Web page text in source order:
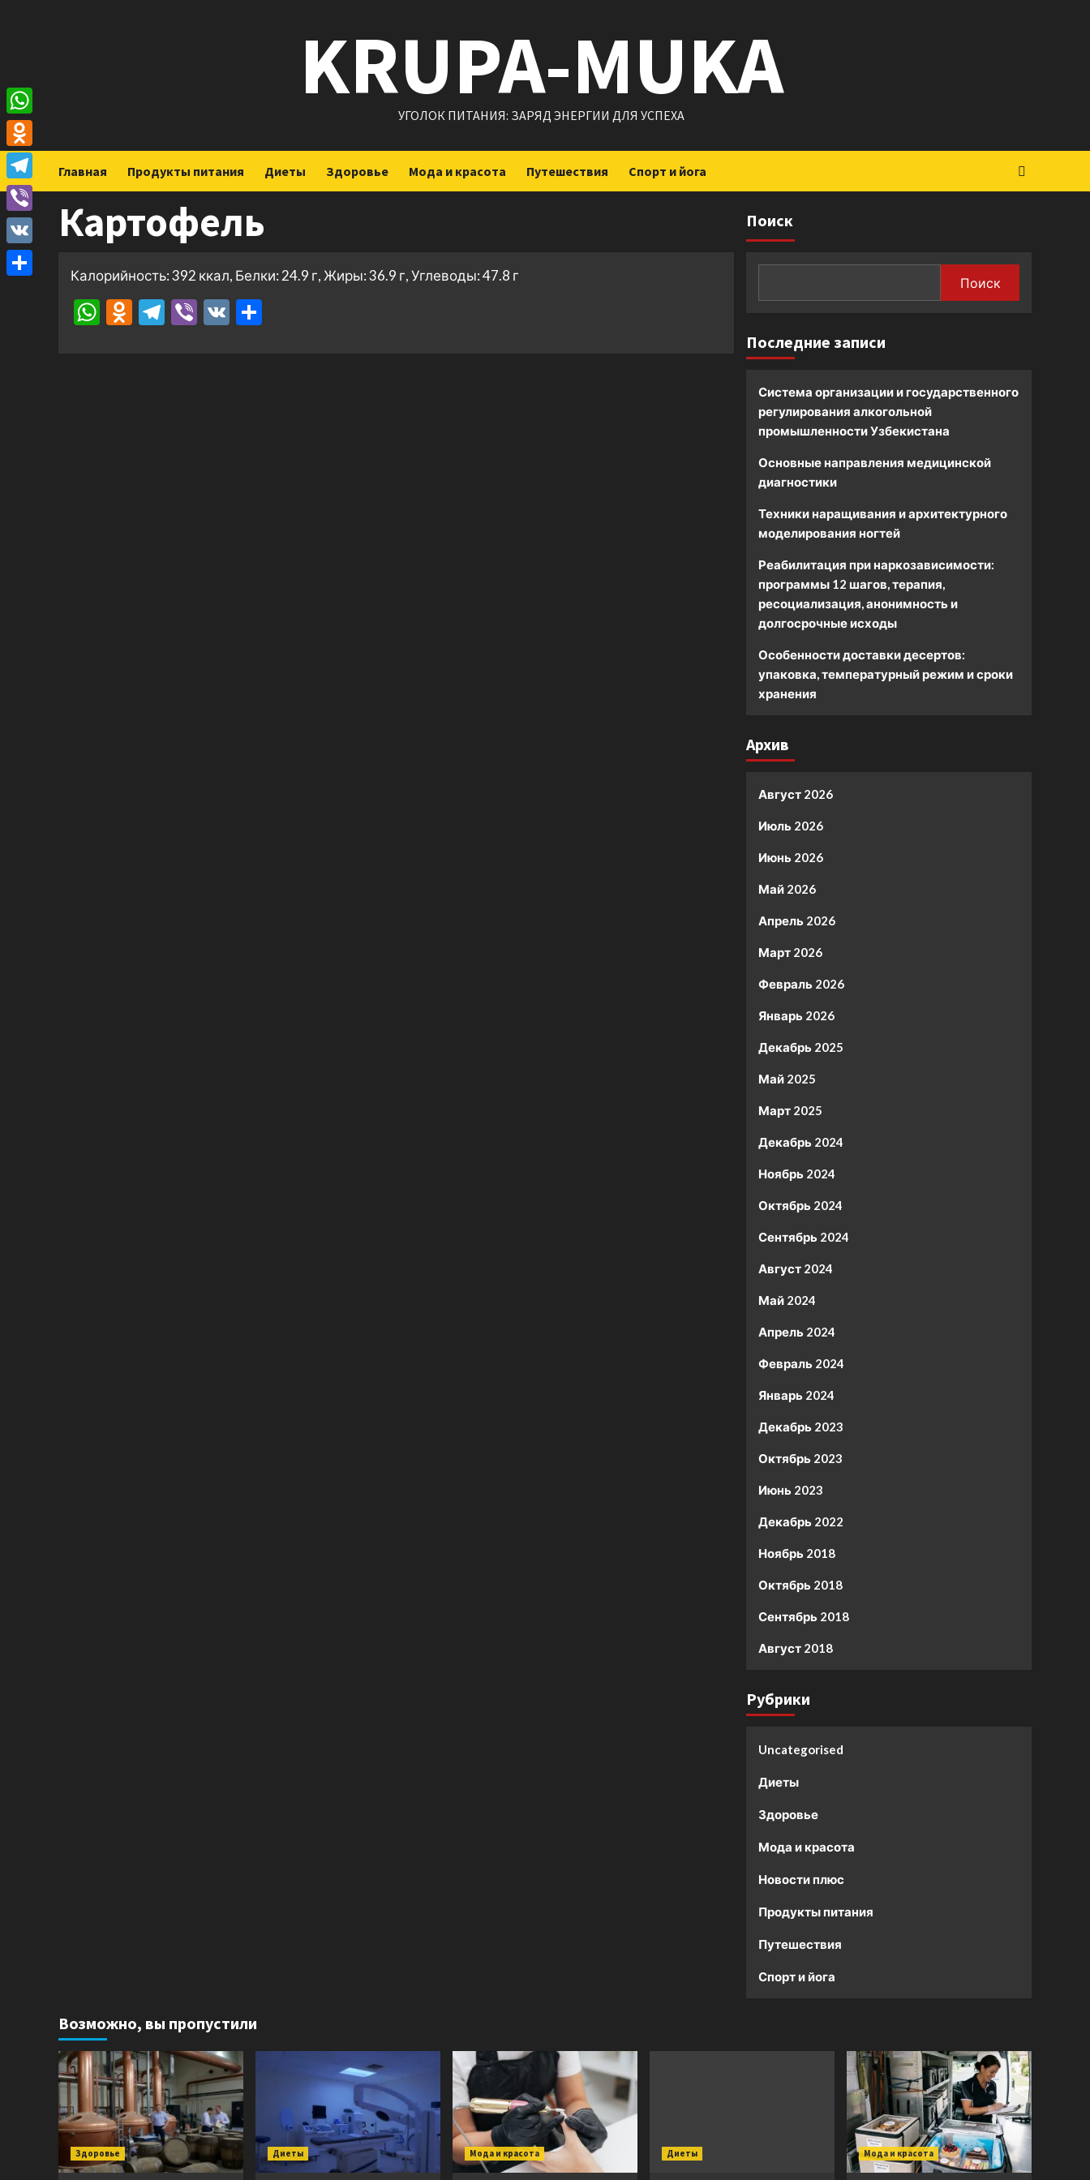
KRUPA-MUKA
УГОЛОК ПИТАНИЯ: ЗАРЯД ЭНЕРГИИ ДЛЯ УСПЕХА
Главная Продукты питания Диеты Здоровье Мода и красота Путешествия Спорт и йога
Картофель
Калорийность: 392 ккал, Белки: 24.9 г, Жиры: 36.9 г, Углеводы: 47.8 г
WhatsApp
Odnoklassniki
Telegram
Viber
VK
Поиск
Поиск
Последние записи
Система организации и государственного
регулирования алкогольной
промышленности Узбекистана
Основные направления медицинской
диагностики
Техники наращивания и архитектурного
моделирования ногтей
Реабилитация при наркозависимости:
программы 12 шагов, терапия,
ресоциализация, анонимность и
долгосрочные исходы
Особенности доставки десертов:
упаковка, температурный режим и сроки
хранения
Архив
Август 2026
Июль 2026
Июнь 2026
Май 2026
Апрель 2026
Март 2026
Февраль 2026
Январь 2026
Декабрь 2025
Май 2025
Март 2025
Декабрь 2024
Ноябрь 2024
Октябрь 2024
Сентябрь 2024
Август 2024
Май 2024
Апрель 2024
Февраль 2024
Январь 2024
Декабрь 2023
Октябрь 2023
Июнь 2023
Декабрь 2022
Ноябрь 2018
Октябрь 2018
Сентябрь 2018
Август 2018
Рубрики
Uncategorised
Диеты
Здоровье
Мода и красота
Новости плюс
Продукты питания
Путешествия
Спорт и йога
Возможно, вы пропустили
Здоровье Диеты Мода и красота Диеты Мода и красота
WhatsApp
Odnoklassniki
Telegram
Viber
VK